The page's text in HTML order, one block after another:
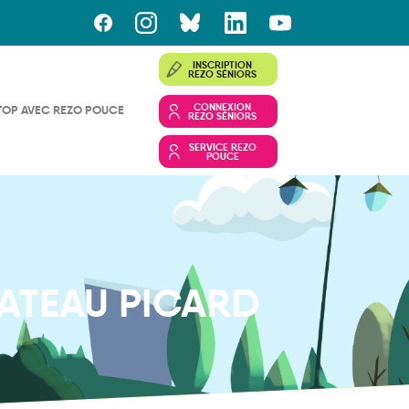
AVEC REZO POUCE
INSCRIPTION
REZO SÉNIORS
CONNEXION
REZO SÉNIORS
SERVICE REZO
POUCE
PICARD